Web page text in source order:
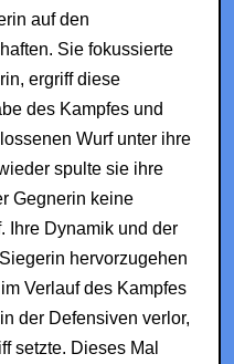
auf den
Sie fokussierte
ergriff diese
des Kampfes und
Wurf unter ihre
spulte sie ihre
Gegnerin keine
Ihre Dynamik und der
hervorzugehen
Verlauf des Kampfes
der Defensiven verlor,
setzte. Dieses Mal